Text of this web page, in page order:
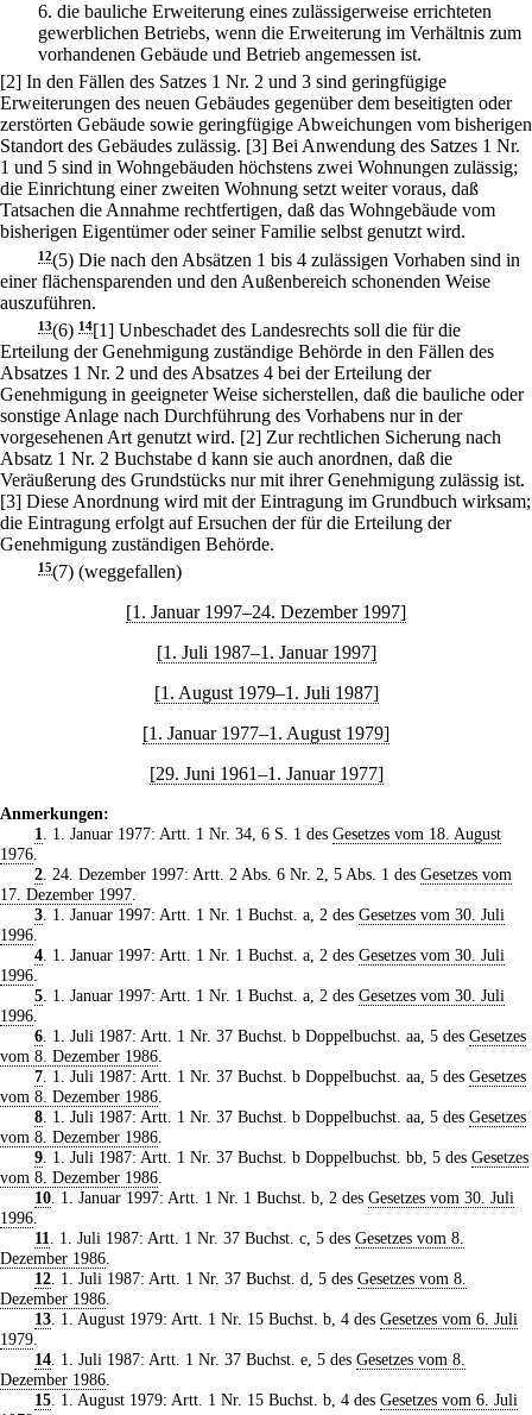
6. die bauliche Erweiterung eines zulässigerweise errichteten
gewerblichen Betriebs, wenn die Erweiterung im Verhältnis zum
vorhandenen Gebäude und Betrieb angemessen ist.
[2] In den Fällen des Satzes 1 Nr. 2 und 3 sind geringfügige
Erweiterungen des neuen Gebäudes gegenüber dem beseitigten oder
zerstörten Gebäude sowie geringfügige Abweichungen vom bisherigen
Standort des Gebäudes zulässig. [3] Bei Anwendung des Satzes 1 Nr.
1 und 5 sind in Wohngebäuden höchstens zwei Wohnungen zulässig;
die Einrichtung einer zweiten Wohnung setzt weiter voraus, daß
Tatsachen die Annahme rechtfertigen, daß das Wohngebäude vom
bisherigen Eigentümer oder seiner Familie selbst genutzt wird.
12(5) Die nach den Absätzen 1 bis 4 zulässigen Vorhaben sind in
einer flächensparenden und den Außenbereich schonenden Weise
auszuführen.
13(6) 14[1] Unbeschadet des Landesrechts soll die für die
Erteilung der Genehmigung zuständige Behörde in den Fällen des
Absatzes 1 Nr. 2 und des Absatzes 4 bei der Erteilung der
Genehmigung in geeigneter Weise sicherstellen, daß die bauliche oder
sonstige Anlage nach Durchführung des Vorhabens nur in der
vorgesehenen Art genutzt wird. [2] Zur rechtlichen Sicherung nach
Absatz 1 Nr. 2 Buchstabe d kann sie auch anordnen, daß die
Veräußerung des Grundstücks nur mit ihrer Genehmigung zulässig ist.
[3] Diese Anordnung wird mit der Eintragung im Grundbuch wirksam;
die Eintragung erfolgt auf Ersuchen der für die Erteilung der
Genehmigung zuständigen Behörde.
15(7) (weggefallen)
[1. Januar 1997–24. Dezember 1997]
[1. Juli 1987–1. Januar 1997]
[1. August 1979–1. Juli 1987]
[1. Januar 1977–1. August 1979]
[29. Juni 1961–1. Januar 1977]
Anmerkungen:
1
. 1. Januar 1977: Artt. 1 Nr. 34, 6 S. 1 des Gesetzes vom 18. August
1976
2. 24. Dezember 1997: Artt. 2 Abs. 6 Nr. 2, 5 Abs. 1 des Gesetzes vom
17. Dezember 1997
3. 1. Januar 1997: Artt. 1 Nr. 1 Buchst. a, 2 des Gesetzes vom 30. Juli
1996
4. 1. Januar 1997: Artt. 1 Nr. 1 Buchst. a, 2 des Gesetzes vom 30. Juli
1996
5. 1. Januar 1997: Artt. 1 Nr. 1 Buchst. a, 2 des Gesetzes vom 30. Juli
1996
6. 1. Juli 1987: Artt. 1 Nr. 37 Buchst. b Doppelbuchst. aa, 5 des Gesetzes
vom 8. Dezember 1986
7. 1. Juli 1987: Artt. 1 Nr. 37 Buchst. b Doppelbuchst. aa, 5 des Gesetzes
vom 8. Dezember 1986
8. 1. Juli 1987: Artt. 1 Nr. 37 Buchst. b Doppelbuchst. aa, 5 des Gesetzes
vom 8. Dezember 1986
9. 1. Juli 1987: Artt. 1 Nr. 37 Buchst. b Doppelbuchst. bb, 5 des Gesetzes
vom 8. Dezember 1986
10. 1. Januar 1997: Artt. 1 Nr. 1 Buchst. b, 2 des Gesetzes vom 30. Juli
1996
11
. 1. Juli 1987: Artt. 1 Nr. 37 Buchst. c, 5 des Gesetzes vom 8.
Dezember 1986
12. 1. Juli 1987: Artt. 1 Nr. 37 Buchst. d, 5 des Gesetzes vom 8.
Dezember 1986
13. 1. August 1979: Artt. 1 Nr. 15 Buchst. b, 4 des Gesetzes vom 6. Juli
1979
14. 1. Juli 1987: Artt. 1 Nr. 37 Buchst. e, 5 des Gesetzes vom 8.
Dezember 1986
15. 1. August 1979: Artt. 1 Nr. 15 Buchst. b, 4 des Gesetzes vom 6. Juli